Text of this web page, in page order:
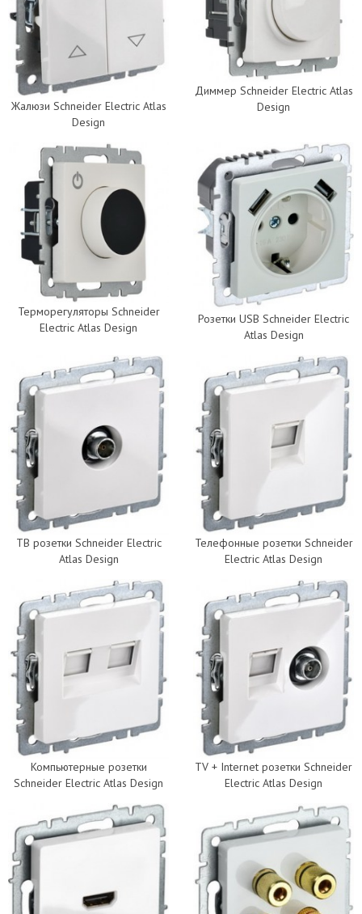
Жалюзи Schneider Electric Atlas
Design
Диммер Schneider Electric Atlas
Design
Терморегуляторы Schneider
Electric Atlas Design
Розетки USB Schneider Electric
Atlas Design
ТВ розетки Schneider Electric
Atlas Design
Телефонные розетки Schneider
Electric Atlas Design
Компьютерные розетки
Schneider Electric Atlas Design
TV + Internet розетки Schneider
Electric Atlas Design